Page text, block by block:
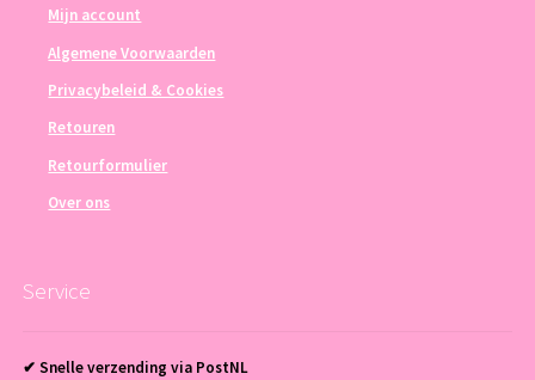
Mijn account
Algemene Voorwaarden
Privacybeleid & Cookies
Retouren
Retourformulier
Over ons
Service
✔ Snelle verzending via PostNL